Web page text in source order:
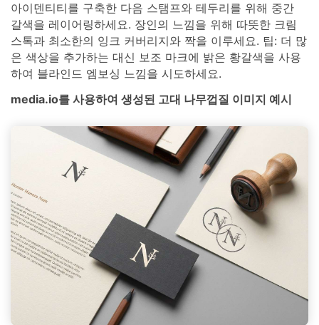
아이덴티티를 구축한 다음 스탬프와 테두리를 위해 중간
갈색을 레이어링하세요. 장인의 느낌을 위해 따뜻한 크림
스톡과 최소한의 잉크 커버리지와 짝을 이루세요. 팁: 더 많
은 색상을 추가하는 대신 보조 마크에 밝은 황갈색을 사용
하여 블라인드 엠보싱 느낌을 시도하세요.
media.io를 사용하여 생성된 고대 나무껍질 이미지 예시